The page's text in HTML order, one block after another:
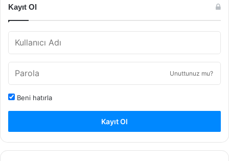
Kayıt Ol
Unuttunuz mu?
Beni hatırla
Kayıt Ol